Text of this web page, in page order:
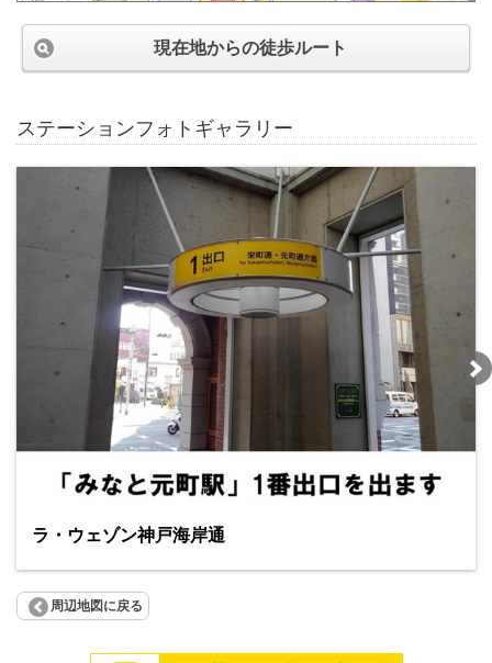
現在地からの徒歩ルート
ステーションフォトギャラリー
ラ・ウェゾン神戸海岸通
周辺地図に戻る